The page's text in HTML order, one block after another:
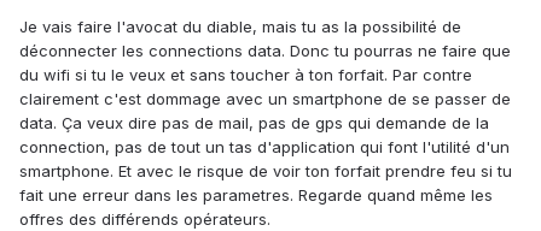
Je vais faire l'avocat du diable, mais tu as la possibilité de
déconnecter les connections data. Donc tu pourras ne faire que
du wifi si tu le veux et sans toucher à ton forfait. Par contre
clairement c'est dommage avec un smartphone de se passer de
data. Ça veux dire pas de mail, pas de gps qui demande de la
connection, pas de tout un tas d'application qui font l'utilité d'un
smartphone. Et avec le risque de voir ton forfait prendre feu si tu
fait une erreur dans les parametres. Regarde quand même les
offres des différends opérateurs.